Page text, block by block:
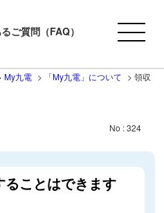
ご質問（FAQ）
My九電 > 「My九電」について >領収
No : 324
ことはできます